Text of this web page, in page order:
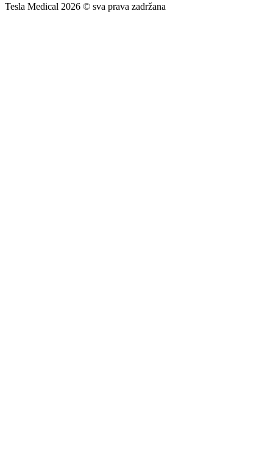
Tesla Medical 2026 © sva prava zadržana